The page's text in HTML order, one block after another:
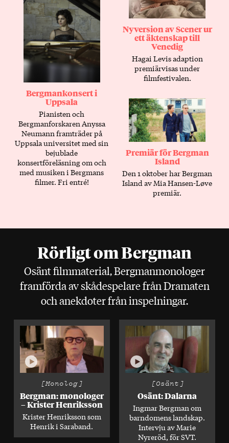
Bergmankonsert i
Uppsala
Pianisten och
Bergmanforskaren Anyssa
Neumann framträder på
Uppsala universitet med sin
bejublade
konsertföreläsning om och
med musiken i Bergmans
filmer. Fri entré!
Nyversion av Scener ur
ett äktenskap till
Venedig
Hagai Levis adaption
premiärvisas under
filmfestivalen.
Premiär för Bergman
Island
Den 1 oktober har Bergman
Island av Mia Hansen-Løve
premiär.
Rörligt om Bergman
Osänt filmmaterial, Bergmanmonologer
framförda av skådespelare från Dramaten
och anekdoter från inspelningar.
Spela
[Monolog]
Bergman: monologer
– Krister Henriksson
Krister Henriksson som
Henrik i Saraband.
Spela
[Osänt]
Osänt: Dalarna
Ingmar Bergman om
barndomens landskap.
Intervju av Marie
Nyreröd, för SVT.